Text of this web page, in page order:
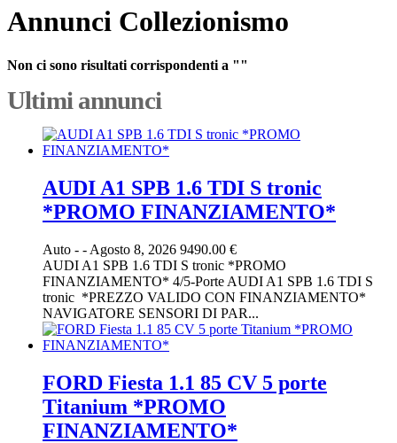
Annunci Collezionismo
Non ci sono risultati corrispondenti a ""
Ultimi annunci
AUDI A1 SPB 1.6 TDI S tronic
*PROMO FINANZIAMENTO*
Auto - - Agosto 8, 2026 9490.00 €
AUDI A1 SPB 1.6 TDI S tronic *PROMO
FINANZIAMENTO* 4/5-Porte AUDI A1 SPB 1.6 TDI S
tronic *PREZZO VALIDO CON FINANZIAMENTO*
NAVIGATORE SENSORI DI PAR...
FORD Fiesta 1.1 85 CV 5 porte
Titanium *PROMO
FINANZIAMENTO*